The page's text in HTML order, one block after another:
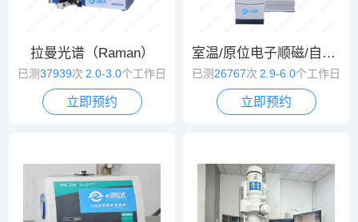
拉曼光谱（Raman）
已测37939次 2.0-3.0个工作日
立即预约
室温/原位电子顺磁/自旋共振波谱（EPR/ESR）
已测26767次 2.9-6.0个工作日
立即预约